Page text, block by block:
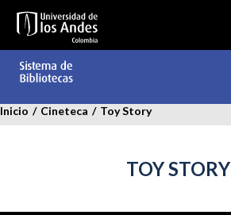
contenido
Inicio / Cineteca / Toy Story
TOY STORY